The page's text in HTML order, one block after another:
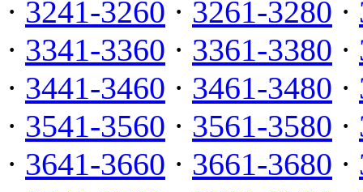
· 3241-3260 · 3261-3280 ·
· 3341-3360 · 3361-3380 ·
· 3441-3460 · 3461-3480 ·
· 3541-3560 · 3561-3580 ·
· 3641-3660 · 3661-3680 ·